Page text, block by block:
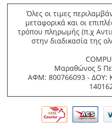
Όλες οι τιμες
μεταφορικά και οι
τρόπου πληρωμής (π.χ
στην διαδικασία της
Μαραθώνος 5
ΑΦΜ: 800766093 - ΔΟΥ: